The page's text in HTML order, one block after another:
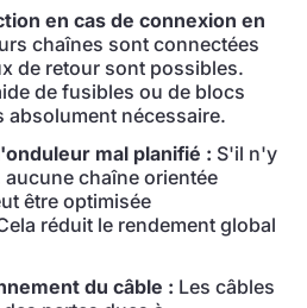
en cas de connexion en
chaînes sont connectées
de retour sont possibles.
de fusibles ou de blocs
absolument nécessaire.
mal planifié : S'il n'y
chaîne orientée
être optimisée
réduit le rendement global
du câble : Les câbles